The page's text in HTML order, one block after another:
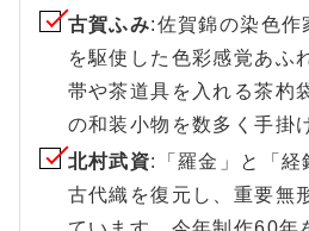
古賀ふみ:佐賀錦の染色作
を駆使した色彩感覚あふ
帯や茶道具を入れる茶杓
の和装小物を数多く手掛
北村武資:「羅金」と「
古代織を復元し、重要無